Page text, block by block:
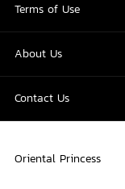
Terms of Use
About Us
Contact Us
Oriental Princess